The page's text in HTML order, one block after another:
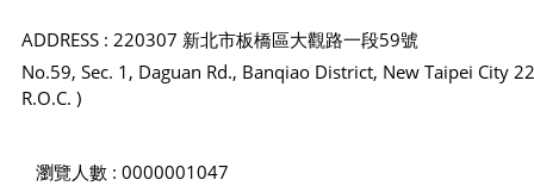
ADDRESS : 220307 新北市板橋區大觀路一段59號
No.59, Sec. 1, Daguan Rd., Banqiao District, New Taipei City
R.O.C. )
瀏覽人數 : 0000001047